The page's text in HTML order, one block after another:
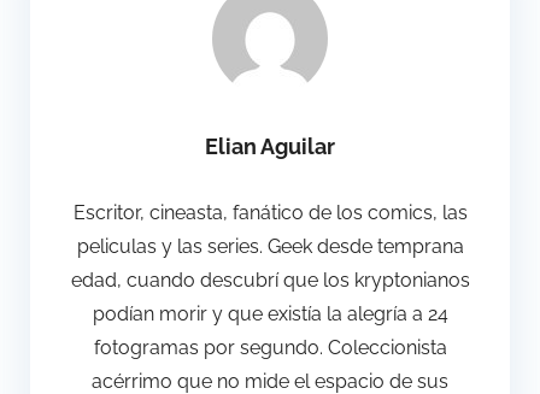
Elian Aguilar
Escritor, cineasta, fanático de los comics, las
peliculas y las series. Geek desde temprana
edad, cuando descubrí que los kryptonianos
podían morir y que existía la alegría a 24
fotogramas por segundo. Coleccionista
acérrimo que no mide el espacio de sus